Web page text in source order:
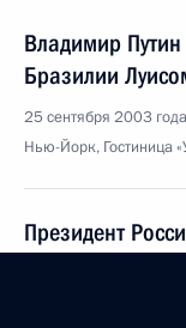
Владимир Путин
Бразилии
25 сентября 2003
Нью-Йорк, Гостиница
Президент